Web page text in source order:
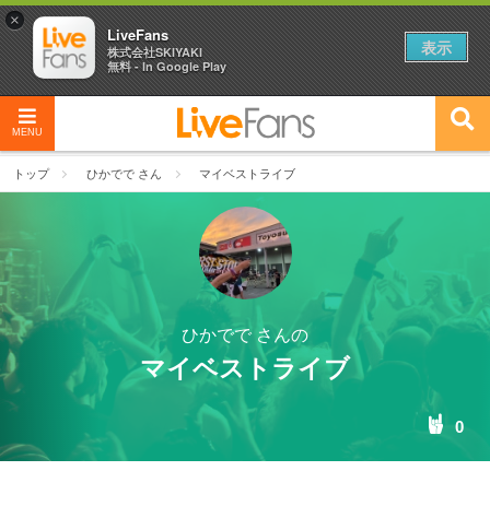
MENU
トップ ひかでで さん マイベストライブ
ひかでで さんの
マイベストライブ
0
×
LiveFans
株式会社SKIYAKI
無料 - In Google Play
表示